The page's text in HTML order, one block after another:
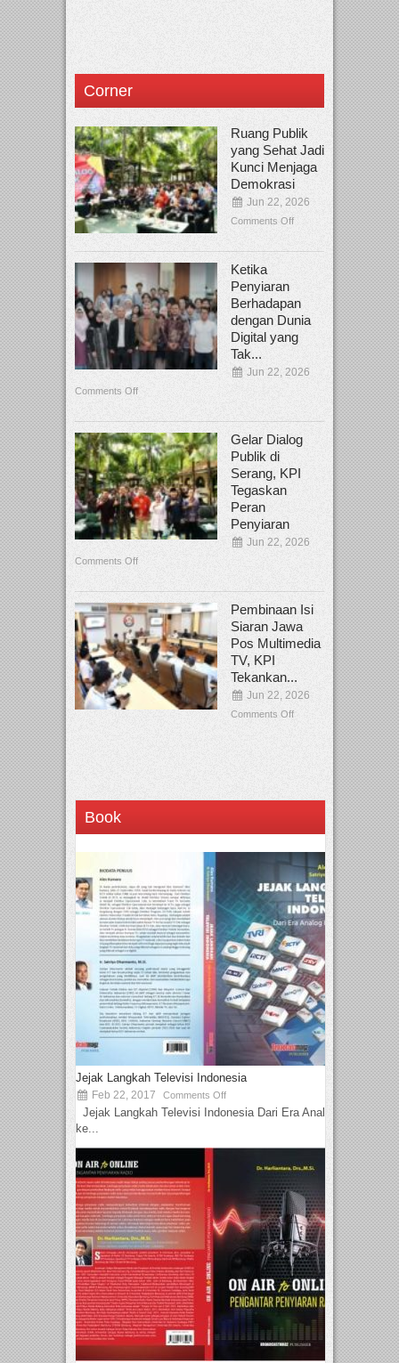
Corner
Ruang Publik
yang Sehat Jadi
Kunci Menjaga
Demokrasi
Jun 22, 2026
Comments Off
Ketika
Penyiaran
Berhadapan
dengan Dunia
Digital yang
Tak...
Jun 22, 2026
Comments Off
Gelar Dialog
Publik di
Serang, KPI
Tegaskan
Peran
Penyiaran
Jun 22, 2026
Comments Off
Pembinaan Isi
Siaran Jawa
Pos Multimedia
TV, KPI
Tekankan...
Jun 22, 2026
Comments Off
Book
Jejak Langkah Televisi Indonesia
Feb 22, 2017 Comments Off
Jejak Langkah Televisi Indonesia Dari Era Analog
ke...